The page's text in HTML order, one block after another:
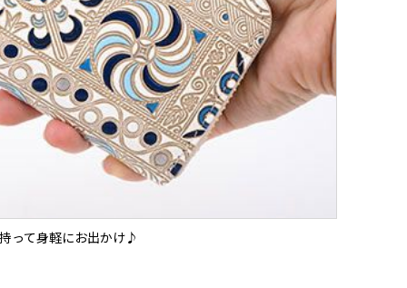
って身軽にお出かけ♪